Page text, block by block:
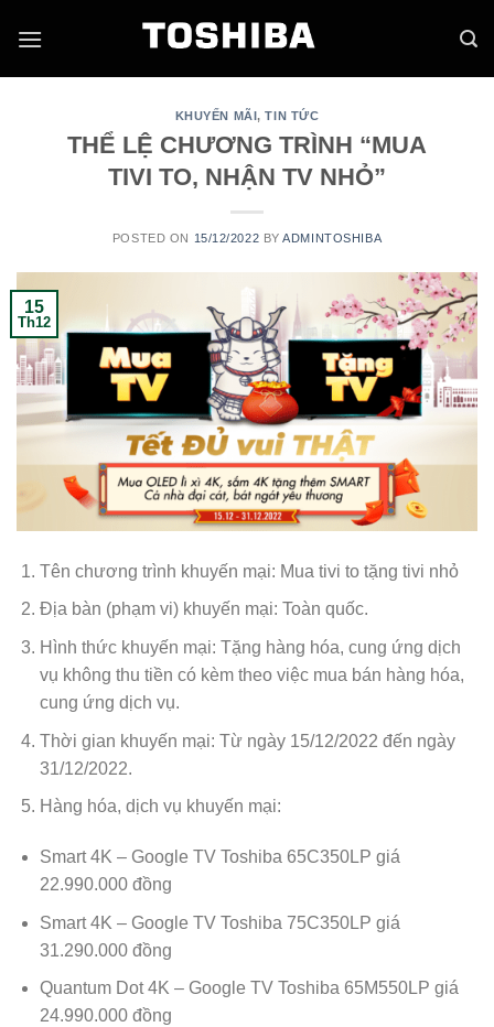
KHUYẾN MÃI,TIN TỨC
THỂ LỆ CHƯƠNG TRÌNH “MUA
TIVI TO, NHẬN TV NHỎ”
POSTED ON 15/12/2022 BYADMINTOSHIBA
15
Th12
Tên chương trình khuyến mại: Mua tivi to tặng tivi nhỏ
Địa bàn (phạm vi) khuyến mại: Toàn quốc.
Hình thức khuyến mại: Tặng hàng hóa, cung ứng dịch
vụ không thu tiền có kèm theo việc mua bán hàng hóa,
cung ứng dịch vụ.
Thời gian khuyến mại: Từ ngày 15/12/2022 đến ngày
31/12/2022.
Hàng hóa, dịch vụ khuyến mại:
Smart 4K – Google TV Toshiba 65C350LP giá
22.990.000 đồng
Smart 4K – Google TV Toshiba 75C350LP giá
31.290.000 đồng
Quantum Dot 4K – Google TV Toshiba 65M550LP giá
24.990.000 đồng